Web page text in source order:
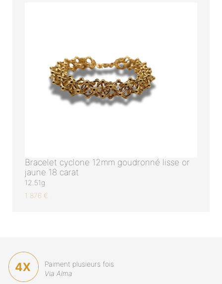
Bracelet cyclone 12mm goudronné lisse or
jaune 18 carat
12.51g
1 876 €
Paiment plusieurs fois
Via Alma